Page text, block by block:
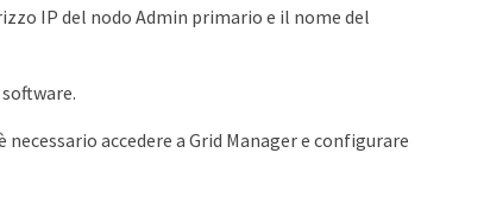
IP del nodo Admin primario e il nome del
accedere a Grid Manager e configurare